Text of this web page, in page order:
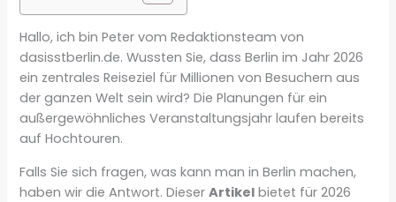
Hallo, ich bin Peter vom Redaktionsteam von
dasisstberlin.de. Wussten Sie, dass Berlin im Jahr 2026
ein zentrales Reiseziel für Millionen von Besuchern aus
der ganzen Welt sein wird? Die Planungen für ein
außergewöhnliches Veranstaltungsjahr laufen bereits
auf Hochtouren.
Falls Sie sich fragen, was kann man in Berlin machen,
haben wir die Antwort. DieserArtikel bietet für 2026